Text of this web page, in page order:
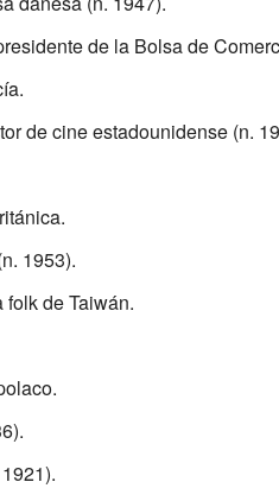
de la Bolsa de
de cine estadounidense (n.
1953).
folk de Taiwán.